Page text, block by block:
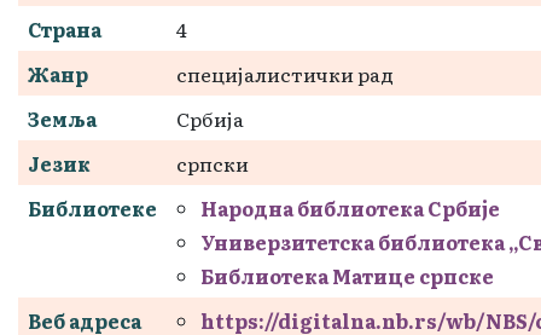
Страна
4
Жанр
специјалистички рад
Земља
Србија
Језик
српски
Библиотеке
Народна библиотека Србије
Универзитетска библиотека
Библиотека Матице српске
Веб адреса
https://digitalna.nb.rs/wb/NBS/